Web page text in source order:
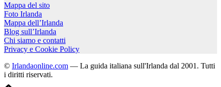
Mappa del sito
Foto Irlanda
Mappa dell’Irlanda
Blog sull’Irlanda
Chi siamo e contatti
Privacy e Cookie Policy
© Irlandaonline.com — La guida italiana sull'Irlanda dal 2001. Tutti
i diritti riservati.